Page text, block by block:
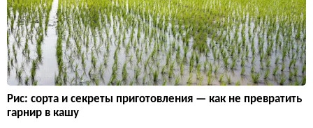
Рис: сорта и секреты приготовления — как не превратить
гарнир в кашу